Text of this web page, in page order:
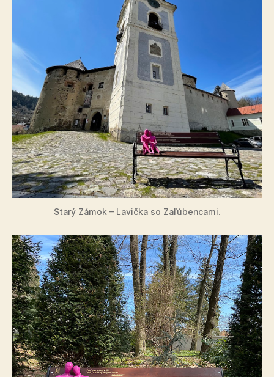
Starý Zámok – Lavička so Zaľúbencami.